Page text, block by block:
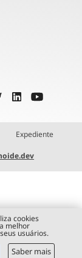
Expediente
cookies
melhor
usuários.
Saber mais